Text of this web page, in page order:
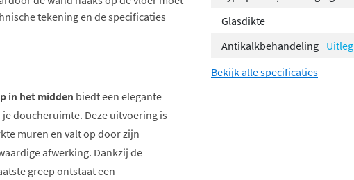
tekening en de specificaties
in het midden biedt een elegante
doucheruimte. Deze uitvoering is
muren en valt op door zijn
afwerking. Dankzij de
greep ontstaat een
Glasdikte
Antikalkbehandeling Uitleg
Bekijk alle specificaties